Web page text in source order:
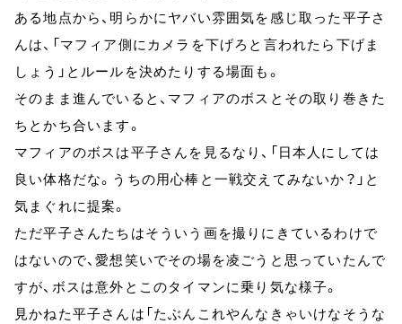
ある地点から、明らかにヤバい雰囲気を感じ取った平子さ
んは、「マフィア側にカメラを下げろと言われたら下げま
しょう」とルールを決めたりする場面も。
そのまま進んでいると、マフィアのボスとその取り巻きた
ちとかち合います。
マフィアのボスは平子さんを見るなり、「日本人にしては
良い体格だな。うちの用心棒と一戦交えてみないか？」と
気まぐれに提案。
ただ平子さんたちはそういう画を撮りにきているわけで
はないので、愛想笑いでその場を凌ごうと思っていたんで
すが、ボスは意外とこのタイマンに乗り気な様子。
見かねた平子さんは「たぶんこれやんなきゃいけなそうな